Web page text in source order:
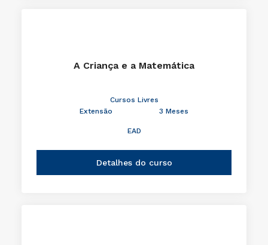
A Criança e a Matemática
Cursos Livres
Extensão
3 Meses
EAD
Detalhes do curso